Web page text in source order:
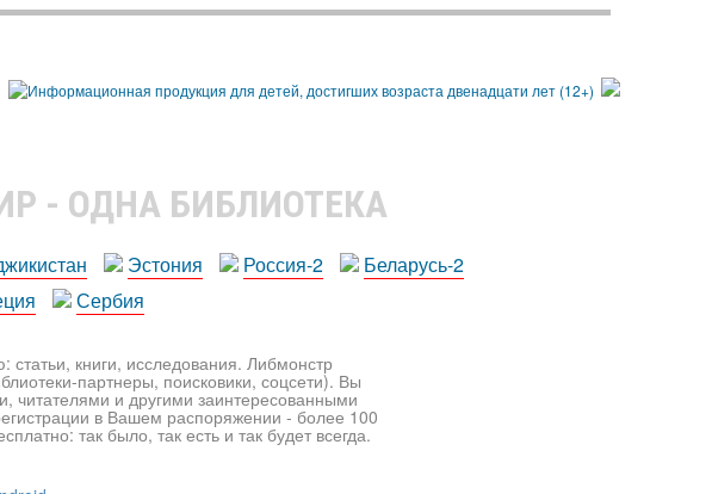
- ОДНА БИБЛИОТЕКА
Эстония Россия-2
Беларусь-2
Сербия
книги, исследования. Либмонстр
партнеры, поисковики, соцсети). Вы
читателями и другими заинтересованными
в Вашем распоряжении - более 100
так было, так есть и так будет всегда.